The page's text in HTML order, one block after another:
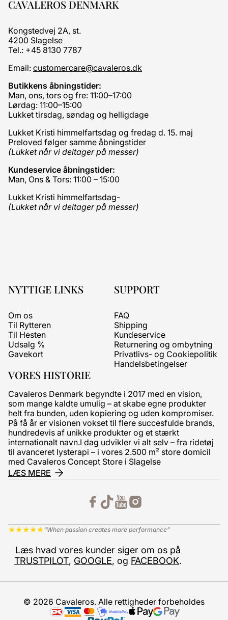
VORES HISTORIE
Cavaleros Denmark begyndte i 2017 med en vision,
som mange kaldte umulig – at skabe egne produkter
helt fra bunden, uden kopiering og uden kompromiser.
På få år er visionen vokset til flere succesfulde brands,
hundredevis af unikke produkter og et stærkt
internationalt navn.I dag udvikler vi alt selv – fra ridetøj
til avanceret lysterapi – i vores 2.500 m² store domicil
med Cavaleros Concept Store i Slagelse
LÆS MERE
★★★★★“When passion creates more performance”
Læs hvad vores kunder siger om os på
TRUSTPILOT, GOOGLE, og FACEBOOK.
CAVALEROS DENMARK
Kongstedvej 2A, st.
4200 Slagelse
Tel.: +45 8130 7787
Email: customercare@cavaleros.dk
Butikkens åbningstider:
Man, ons, tors og fre: 11:00–17:00
Lørdag: 11:00–15:00
Lukket tirsdag, søndag og helligdage
Lukket Kristi himmelfartsdag og fredag d. 15. maj
Preloved følger samme åbningstider
(Lukket når vi deltager på messer)
Kundeservice åbningstider:
Man, Ons & Tors: 11:00 – 15:00
Lukket Kristi himmelfartsdag-
(Lukket når vi deltager på messer)
NYTTIGE LINKS
Om os
Til Rytteren
Til Hesten
Udsalg %
Gavekort
SUPPORT
FAQ
Shipping
Kundeservice
Returnering og ombytning
Privatlivs- og Cookiepolitik
Handelsbetingelser
© 2026 Cavaleros. Alle rettigheder forbeholdes